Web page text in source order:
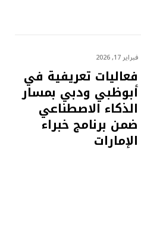
فبراير 17, 2026
فعاليات تعريفية في
أبوظبي ودبي بمسار
الذكاء الاصطناعي
ضمن برنامج خبراء
الإمارات